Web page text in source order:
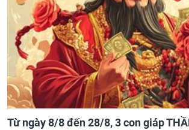
Từ ngày 8/8 đến 28/8, 3 con giáp